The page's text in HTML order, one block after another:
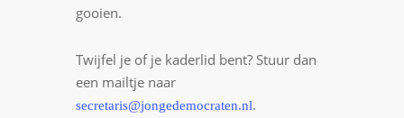
gooien.
Twijfel je of je kaderlid bent? Stuur dan
een mailtje naar
secretaris@jongedemocraten.nl.